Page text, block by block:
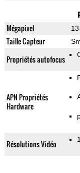
Mégapixel
Taille Capteur
Propriétés autofocus
APN Propriétés
Hardware
Résolutions Vidéo